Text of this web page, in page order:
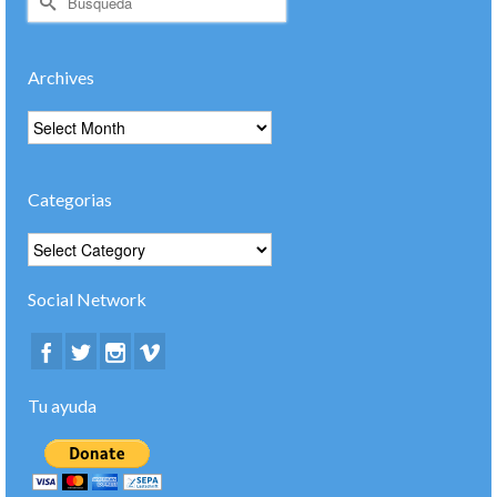
por:
Archives
Archives
Categorias
Categorias
Social Network
Tu ayuda